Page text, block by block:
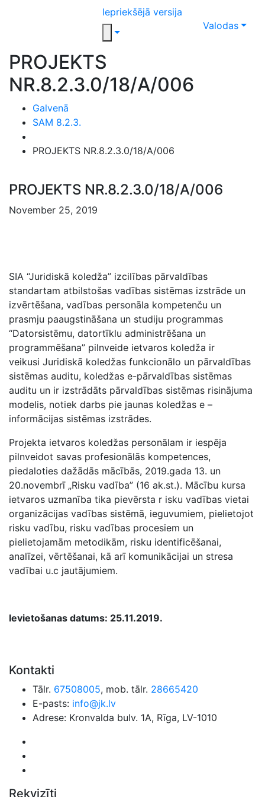
Iepriekšējā versija
Valodas
PROJEKTS
NR.8.2.3.0/18/A/006
Galvenā
SAM 8.2.3.
PROJEKTS NR.8.2.3.0/18/A/006
PROJEKTS NR.8.2.3.0/18/A/006
November 25, 2019
SIA “Juridiskā koledža” izcilības pārvaldības
standartam atbilstošas vadības sistēmas izstrāde un
izvērtēšana, vadības personāla kompetenču un
prasmju paaugstināšana un studiju programmas
“Datorsistēmu, datortīklu administrēšana un
programmēšana” pilnveide ietvaros koledža ir
veikusi Juridiskā koledžas funkcionālo un pārvaldības
sistēmas auditu, koledžas e-pārvaldības sistēmas
auditu un ir izstrādāts pārvaldības sistēmas risinājuma
modelis, notiek darbs pie jaunas koledžas e –
informācijas sistēmas izstrādes.
Projekta ietvaros koledžas personālam ir iespēja
pilnveidot savas profesionālās kompetences,
piedaloties dažādās mācībās, 2019.gada 13. un
20.novembrī „Risku vadība” (16 ak.st.). Mācību kursa
ietvaros uzmanība tika pievērsta r isku vadības vietai
organizācijas vadības sistēmā, ieguvumiem, pielietojot
risku vadību, risku vadības procesiem un
pielietojamām metodikām, risku identificēšanai,
analīzei, vērtēšanai, kā arī komunikācijai un stresa
vadībai u.c jautājumiem.
Ievietošanas datums: 25.11.2019.
Kontakti
Tālr. 67508005, mob. tālr. 28665420
E-pasts: info@jk.lv
Adrese: Kronvalda bulv. 1A, Rīga, LV-1010
Rekvizīti